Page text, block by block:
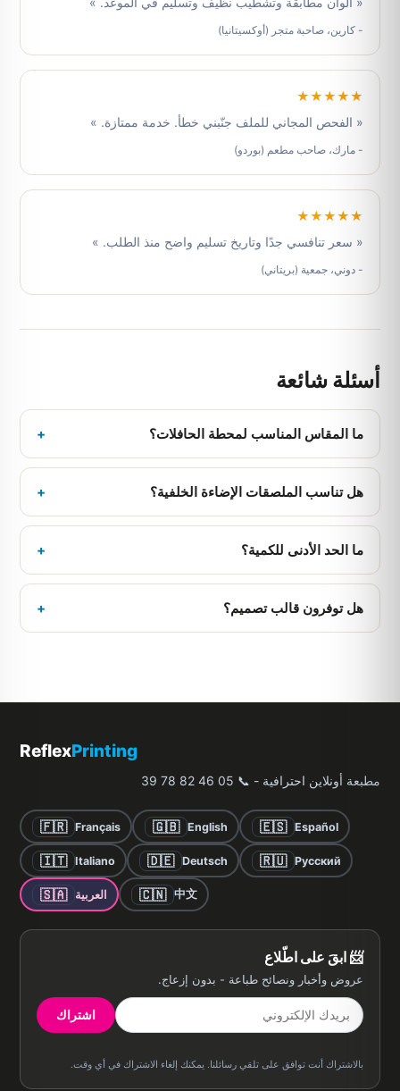
- كارين، صاحبة متجر (أوكسيتانيا)
★★★★★
« الفحص المجاني للملف جنّبني خطأ. خدمة ممتازة. »
- مارك، صاحب مطعم (بوردو)
★★★★★
« سعر تنافسي جدًا وتاريخ تسليم واضح منذ الطلب. »
- دوني، جمعية (بريتاني)
أسئلة شائعة
ما المقاس المناسب لمحطة الحافلات؟ +
المقاس القياسي 120×176 سم؛ ونوفر قالب تصميم لتجهيز
ملف الطباعة.
هل تناسب الملصقات الإضاءة الخلفية؟ +
نعم، الورق المختار يناسب العرض العادي والمضاء.
ما الحد الأدنى للكمية؟ +
ابتداءً من 50 نسخة، بأسعار تنازلية على الكميات.
هل توفرون قالب تصميم؟ +
ReflexPrinting
مطبعة أونلاين احترافية - 📞 05 46 82 78 39
🇫🇷 Français 🇬🇧 English 🇪🇸 Español
🇮🇹 Italiano 🇩🇪 Deutsch 🇷🇺 Русский
🇸🇦 العربية 🇨🇳 中文
📨 ابقَ على اطّلاع
عروض وأخبار ونصائح طباعة - بدون إزعاج.
اشتراك
بالاشتراك أنت توافق على تلقي رسائلنا. يمكنك إلغاء الاشتراك في أي وقت.